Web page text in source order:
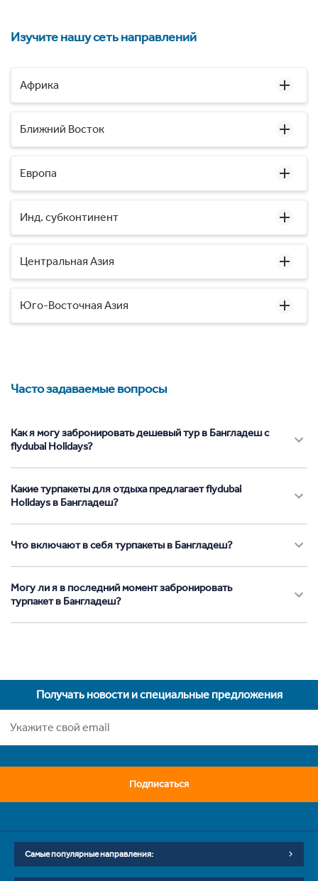
Изучите нашу сеть направлений
Африка
Ближний Восток
Европа
Инд. субконтинент
Центральная Азия
Юго-Восточная Азия
Часто задаваемые вопросы
Как я могу забронировать дешевый тур в Бангладеш с
flydubai Holidays?
Какие турпакеты для отдыха предлагает flydubai
Holidays в Бангладеш?
Что включают в себя турпакеты в Бангладеш?
Могу ли я в последний момент забронировать
турпакет в Бангладеш?
Получать новости и специальные предложения
Подписаться
Самые популярные направления: